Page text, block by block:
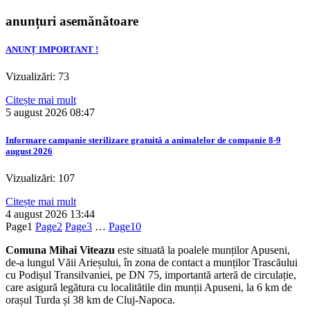
anunțuri asemănătoare
ANUNȚ IMPORTANT !
Vizualizări: 73
Citește mai mult
5 august 2026 08:47
Informare campanie sterilizare gratuită a animalelor de companie 8-9
august 2026
Vizualizări: 107
Citește mai mult
4 august 2026 13:44
Page1 Page2 Page3 … Page10
Comuna Mihai Viteazu este situată la poalele munților Apuseni,
de-a lungul Văii Arieșului, în zona de contact a munților Trascăului
cu Podișul Transilvaniei, pe DN 75, importantă arteră de circulație,
care asigură legătura cu localitătile din munții Apuseni, la 6 km de
orașul Turda și 38 km de Cluj-Napoca.